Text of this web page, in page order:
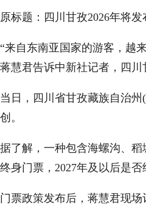
原标题：四川甘孜2026年将
“来自东南亚国家的游客，越
蒋慧君告诉中新社记者，四川
当日，四川省甘孜藏族自治
创。
据了解，一种包含海螺沟、稻
终身门票，2027年及以后是否
门票政策发布后，蒋慧君现